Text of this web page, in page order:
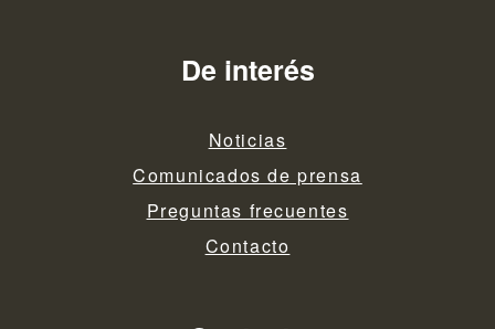
De interés
Noticias
Comunicados de prensa
Preguntas frecuentes
Contacto